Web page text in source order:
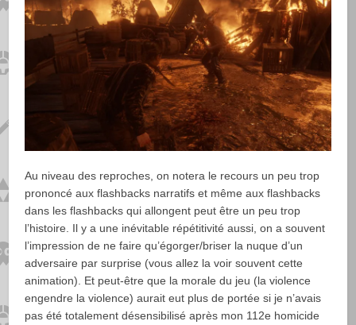
Au niveau des reproches, on notera le recours un peu trop
prononcé aux flashbacks narratifs et même aux flashbacks
dans les flashbacks qui allongent peut être un peu trop
l’histoire. Il y a une inévitable répétitivité aussi, on a souvent
l’impression de ne faire qu’égorger/briser la nuque d’un
adversaire par surprise (vous allez la voir souvent cette
animation). Et peut-être que la morale du jeu (la violence
engendre la violence) aurait eut plus de portée si je n’avais
pas été totalement désensibilisé après mon 112e homicide